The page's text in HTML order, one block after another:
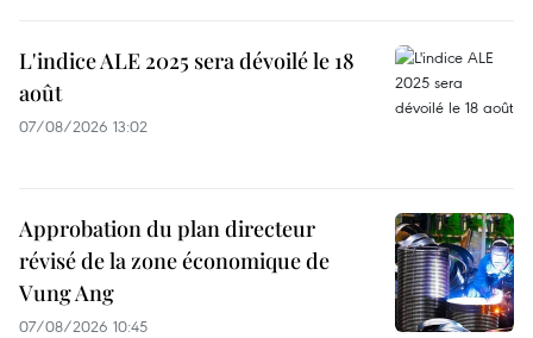
L'indice ALE 2025 sera dévoilé le 18
août
07/08/2026 13:02
Approbation du plan directeur
révisé de la zone économique de
Vung Ang
07/08/2026 10:45